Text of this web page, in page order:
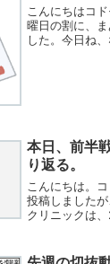
こんにちはコ
曜日の割に、
した。今日ね
本日、前半
り返る。
こんにちは。
投稿しました
クリニックは
上がコロナに振